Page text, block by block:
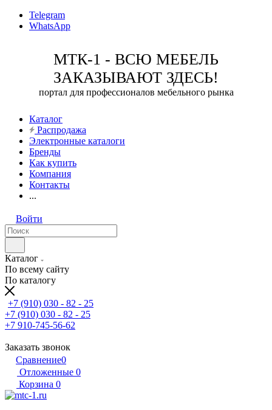
Telegram
WhatsApp
МТК-1 - ВСЮ МЕБЕЛЬ
ЗАКАЗЫВАЮТ ЗДЕСЬ!
портал для профессионалов мебельного рынка
Каталог
Распродажа
Электронные каталоги
Бренды
Как купить
Компания
Контакты
...
Войти
Каталог
По всему сайту
По каталогу
+7 (910) 030 - 82 - 25
+7 (910) 030 - 82 - 25
+7 910-745-56-62
Заказать звонок
Сравнение0
Отложенные 0
Корзина 0